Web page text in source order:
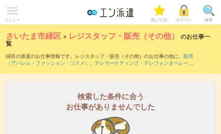
メニュー 気になる! ログイン 検索
さいたま市緑区 × レジスタッフ・販売（その他） のお仕事一
覧
緑区の派遣のお仕事情報です。レジスタッフ・販売（その他）のお仕事の他に、 販売
（アパレル・ファッション・コスメ） 、 テレマーケティング・テレフォンオペレータ
でいただけます。職種辞典：レジスタッフ・販売（その他）のお仕事とは？とは？
検索した条件に合う
お仕事がありませんでした